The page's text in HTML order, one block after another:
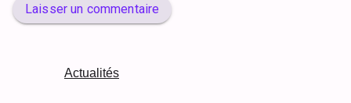
Laisser un commentaire
Actualités